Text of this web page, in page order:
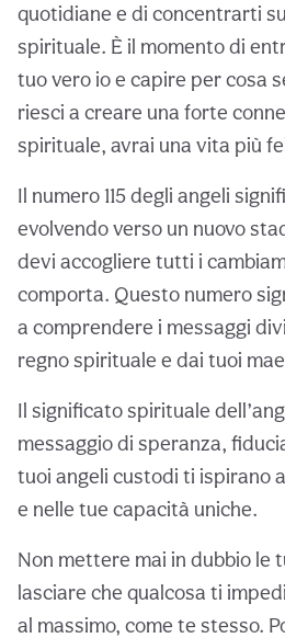
quotidiane e di concentrarti
spirituale. È il momento di
tuo vero io e capire per cosa
riesci a creare una forte
spirituale, avrai una vita più
Il numero 115 degli angeli
evolvendo verso un nuovo
devi accogliere tutti i
comporta. Questo numero
a comprendere i messaggi
regno spirituale e dai tuoi
Il significato spirituale
messaggio di speranza,
tuoi angeli custodi ti ispirano
e nelle tue capacità uniche.
Non mettere mai in dubbio le
lasciare che qualcosa ti
al massimo, come te stesso.